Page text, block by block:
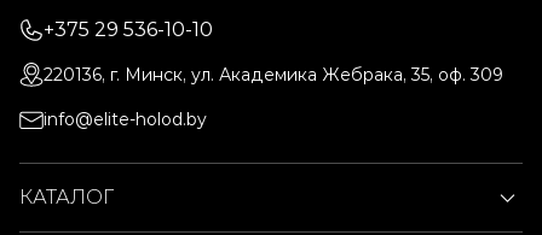
+375 29 536-10-10
220136, г. Минск, ул. Академика Жебрака, 35, оф. 309
info@elite-holod.by
КАТАЛОГ